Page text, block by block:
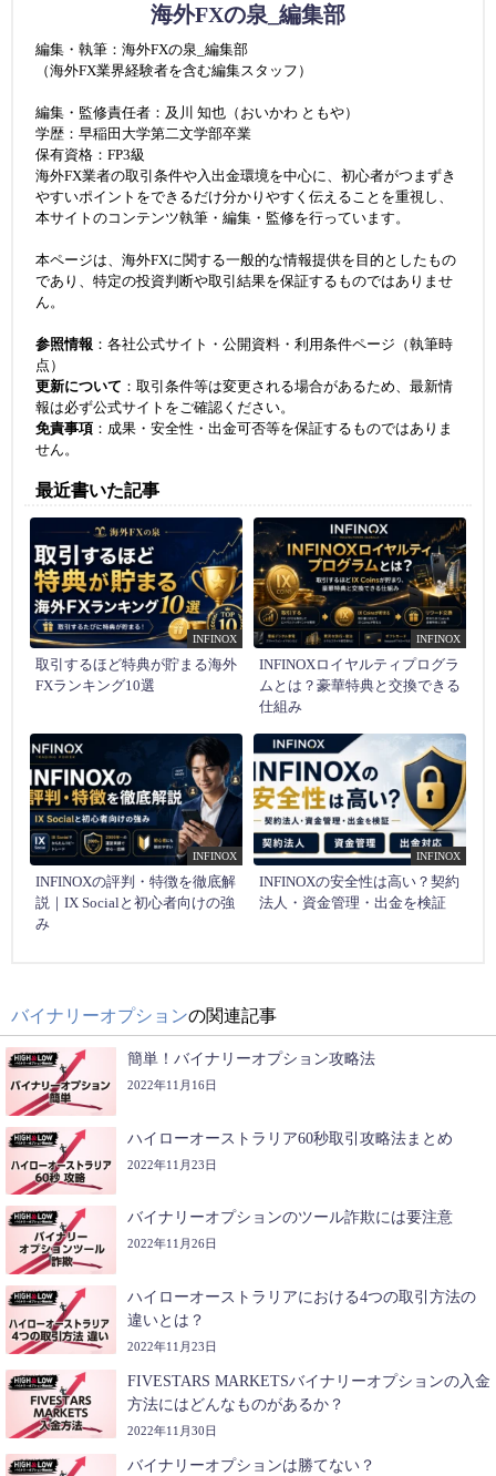
海外FXの泉_編集部
編集・執筆：海外FXの泉_編集部
（海外FX業界経験者を含む編集スタッフ）
編集・監修責任者：及川 知也（おいかわ ともや）
学歴：早稲田大学第二文学部卒業
保有資格：FP3級
海外FX業者の取引条件や入出金環境を中心に、初心者がつまずき
やすいポイントをできるだけ分かりやすく伝えることを重視し、
本サイトのコンテンツ執筆・編集・監修を行っています。
本ページは、海外FXに関する一般的な情報提供を目的としたもの
であり、特定の投資判断や取引結果を保証するものではありませ
ん。
参照情報 ：各社公式サイト・公開資料・利用条件ページ（執筆時
点）
更新について ：取引条件等は変更される場合があるため、最新情
報は必ず公式サイトをご確認ください。
免責事項 ：成果・安全性・出金可否等を保証するものではありま
せん。
最近書いた記事
INFINOX
取引するほど特典が貯まる海外
FXランキング10選
INFINOX
INFINOXロイヤルティプログラ
ムとは？豪華特典と交換できる
仕組み
INFINOX
INFINOXの評判・特徴を徹底解
説｜IX Socialと初心者向けの強
み
INFINOX
INFINOXの安全性は高い？契約
法人・資金管理・出金を検証
バイナリーオプションの関連記事
簡単！バイナリーオプション攻略法
2022年11月16日
ハイローオーストラリア60秒取引攻略法まとめ
2022年11月23日
バイナリーオプションのツール詐欺には要注意
2022年11月26日
ハイローオーストラリアにおける4つの取引方法の
違いとは？
2022年11月23日
FIVESTARS MARKETSバイナリーオプションの入金
方法にはどんなものがあるか？
2022年11月30日
バイナリーオプションは勝てない？